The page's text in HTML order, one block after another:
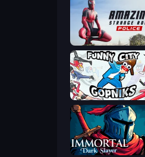
Funny City: Gopniks
Immortal: Dark Slayer